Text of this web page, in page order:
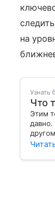
на
Узнать
Что
Этим
давно.